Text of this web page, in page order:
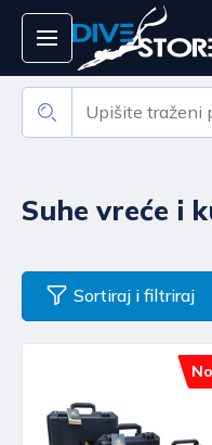
Suhe vreće i
Sortiraj i filtriraj